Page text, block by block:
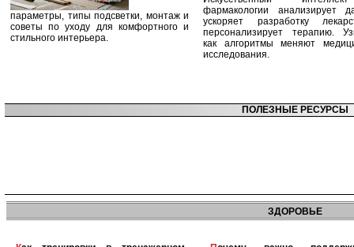
параметры, типы подсветки, монтаж и
советы по уходу для комфортного и
стильного интерьера.
фармакологии анализирует
ускоряет разработку
персонализирует терапию.
как алгоритмы меняют
исследования.
ПОЛЕЗНЫЕ РЕСУРСЫ
ЗДОРОВЬЕ